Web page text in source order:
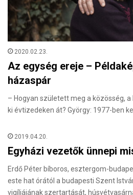
2020.02.23.
Az egység ereje –
házaspár
– Hogyan született meg a közösség,
ki évtizedeken át? György: 1977-ben
2019.04.20.
Egyházi vezetők ünnepi
Erdő Péter bíboros, esztergom-
este hat órától a budapesti Szent
vigíliájának szertartását,